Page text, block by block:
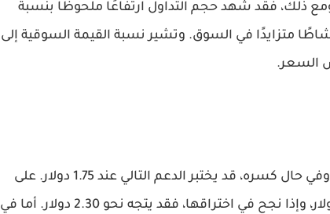
ذلك، فقد شهد حجم التداول ارتفاعًا ملحوظًا بنسبة
متزايدًا في السوق. وتشير نسبة القيمة السوقية إلى
السعر.
وفي حال كسره، قد يختبر الدعم التالي عند 1.75 دولار
. على
، وإذا نجح في اختراقها، فقد يتجه نحو 2.30 دولار
. أما في